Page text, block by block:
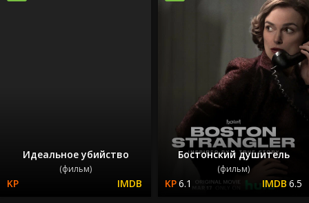
Идеальное убийство
(фильм)
Бостонский душитель
(фильм)
6.1 6.5